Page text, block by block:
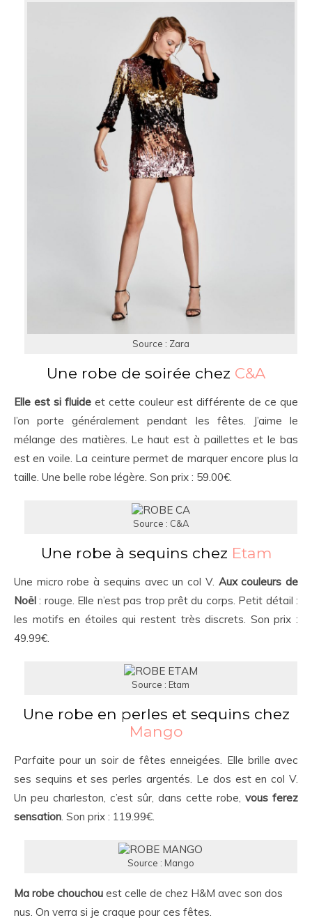
Source : Zara
Une robe de soirée chez C&A
Elle est si fluide et cette couleur est différente de ce que
l’on porte généralement pendant les fêtes. J’aime le
mélange des matières. Le haut est à paillettes et le bas
est en voile. La ceinture permet de marquer encore plus la
taille. Une belle robe légère. Son prix : 59.00€.
Source : C&A
Une robe à sequins chez Etam
Une micro robe à sequins avec un col V. Aux couleurs de
Noël : rouge. Elle n’est pas trop prêt du corps. Petit détail :
les motifs en étoiles qui restent très discrets. Son prix :
49.99€.
Source : Etam
Une robe en perles et sequins chez
Mango
Parfaite pour un soir de fêtes enneigées. Elle brille avec
ses sequins et ses perles argentés. Le dos est en col V.
Un peu charleston, c’est sûr, dans cette robe, vous ferez
sensation. Son prix : 119.99€.
Source : Mango
Ma robe chouchou est celle de chez H&M avec son dos
nus. On verra si je craque pour ces fêtes.